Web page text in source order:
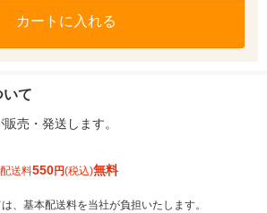
カートに入れる
て
販売・発送します。
送料550円(税込)無料
、基本配送料を当社が負担いたします。